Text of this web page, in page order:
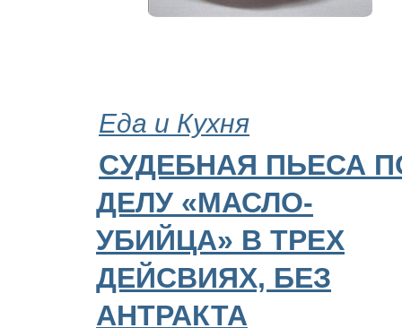
Еда и Кухня
СУДЕБНАЯ ПЬЕСА
ДЕЛУ «МАСЛО-
УБИЙЦА» В ТРЕХ
ДЕЙСВИЯХ, БЕЗ
АНТРАКТА